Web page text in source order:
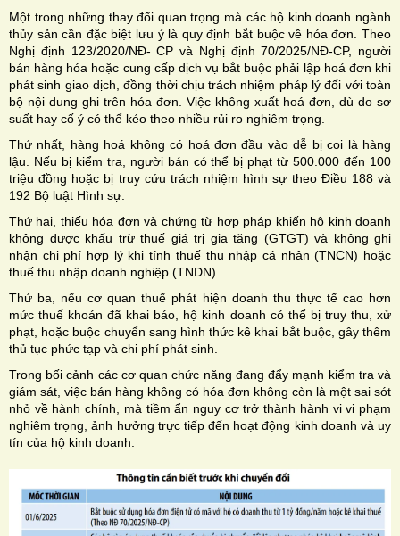
Một trong những thay đổi quan trọng mà các hộ kinh doanh ngành
thủy sản cần đặc biệt lưu ý là quy định bắt buộc về hóa đơn. Theo
Nghị định 123/2020/NĐ- CP và Nghị định 70/2025/NĐ-CP, người
bán hàng hóa hoặc cung cấp dịch vụ bắt buộc phải lập hoá đơn khi
phát sinh giao dịch, đồng thời chịu trách nhiệm pháp lý đối với toàn
bộ nội dung ghi trên hóa đơn. Việc không xuất hoá đơn, dù do sơ
suất hay cố ý có thể kéo theo nhiều rủi ro nghiêm trọng.
Thứ nhất, hàng hoá không có hoá đơn đầu vào dễ bị coi là hàng
lậu. Nếu bị kiểm tra, người bán có thể bị phạt từ 500.000 đến 100
triệu đồng hoặc bị truy cứu trách nhiệm hình sự theo Điều 188 và
192 Bộ luật Hình sự.
Thứ hai, thiếu hóa đơn và chứng từ hợp pháp khiến hộ kinh doanh
không được khấu trừ thuế giá trị gia tăng (GTGT) và không ghi
nhận chi phí hợp lý khi tính thuế thu nhập cá nhân (TNCN) hoặc
thuế thu nhập doanh nghiệp (TNDN).
Thứ ba, nếu cơ quan thuế phát hiện doanh thu thực tế cao hơn
mức thuế khoán đã khai báo, hộ kinh doanh có thể bị truy thu, xử
phạt, hoặc buộc chuyển sang hình thức kê khai bắt buộc, gây thêm
thủ tục phức tạp và chi phí phát sinh.
Trong bối cảnh các cơ quan chức năng đang đẩy mạnh kiểm tra và
giám sát, việc bán hàng không có hóa đơn không còn là một sai sót
nhỏ về hành chính, mà tiềm ẩn nguy cơ trở thành hành vi vi phạm
nghiêm trọng, ảnh hưởng trực tiếp đến hoạt động kinh doanh và uy
tín của hộ kinh doanh.